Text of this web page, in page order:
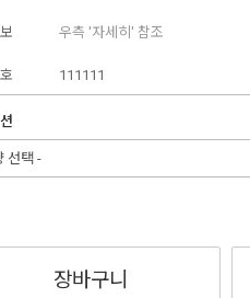
우측 '자세히' 참조
111111
선택 -
장바구니